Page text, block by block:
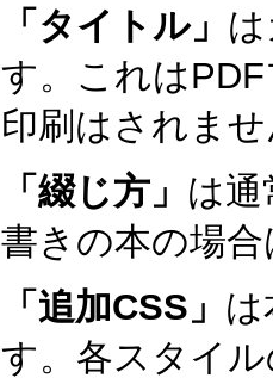
「タイトル」
す。これは
印刷はされま
「綴じ方」 は
書きの本の場
「追加CSS」
す。各スタイ